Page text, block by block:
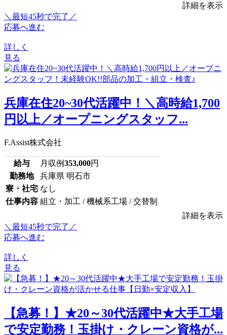
詳細を表示
＼最短45秒で完了／
応募へ進む
詳しく
見る
兵庫在住20~30代活躍中！＼高時給1,700
円以上／オープニングスタッフ...
F.Assist株式会社
給与 月収例353,000円
勤務地
兵庫県 明石市
寮・社宅 なし
仕事内容 組立・加工 / 機械系工場 / 交替制
詳細を表示
＼最短45秒で完了／
応募へ進む
詳しく
見る
【急募！】★20～30代活躍中★大手工場
で安定勤務！玉掛け・クレーン資格が...